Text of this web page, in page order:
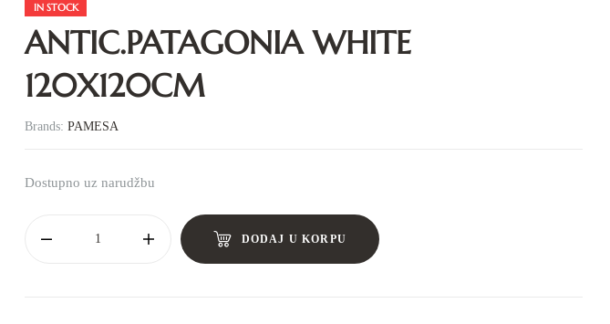
IN STOCK
ANTIC.PATAGONIA WHITE
120X120CM
Brands: PAMESA
Dostupno uz narudžbu
DODAJ U KORPU